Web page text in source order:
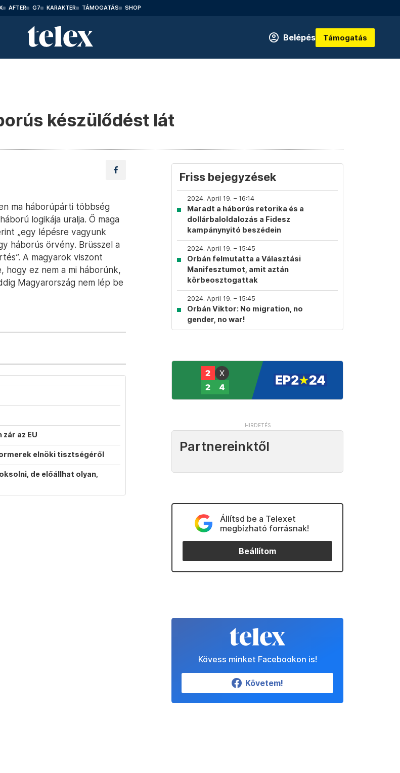
AFTER G7 KARAKTER TÁMOGATÁS SHOP
Belépés Támogatás
készülődést lát
ma háborúpárti többség
logikája uralja. Ő maga
„egy lépésre vagyunk
háborús örvény. Brüsszel a
A magyarok viszont
hogy ez nem a mi háborúnk,
Magyarország nem lép be
az EU
elnöki tisztségéről
de előállhat olyan,
Friss bejegyzések
2024. April 19. – 16:14
Maradt a háborús retorika és a
dollárbaloldalozás a Fidesz
kampánynyitó beszédein
2024. April 19. – 15:45
Orbán felmutatta a Választási
Manifesztumot, amit aztán
körbeosztogattak
2024. April 19. – 15:45
Orbán Viktor: No migration, no
gender, no war!
Partnereinktől
Állítsd be a Telexet
megbízható forrásnak!
Beállítom
Kövess minket Facebookon is!
Követem!